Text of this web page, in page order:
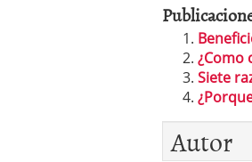
¿Como
Siete
Autor